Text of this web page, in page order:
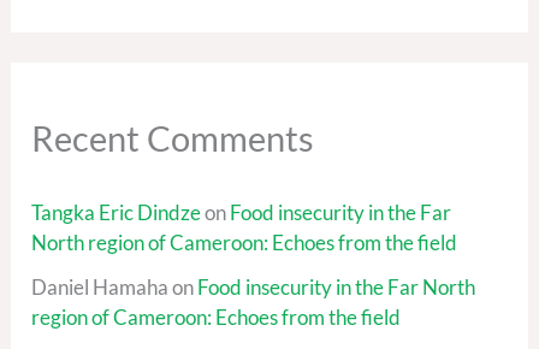
Recent Comments
Tangka Eric DindzeonFood insecurity in the Far
North region of Cameroon: Echoes from the field
Daniel HamahaonFood insecurity in the Far North
region of Cameroon: Echoes from the field